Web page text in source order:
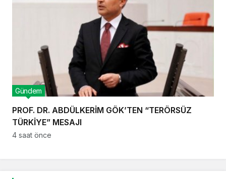
PROF. DR. ABDÜLKERİM GÖK’TEN “TERÖRSÜZ
TÜRKİYE” MESAJI
Gündem
4 saat önce